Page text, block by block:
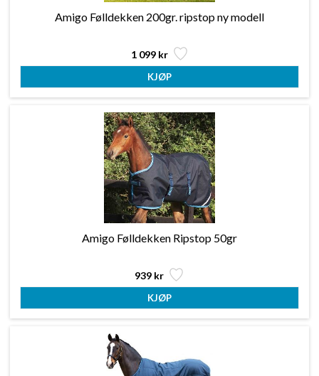
Amigo Følldekken 200gr. ripstop ny modell
1 099 kr
Amigo Følldekken Ripstop 50gr
939 kr